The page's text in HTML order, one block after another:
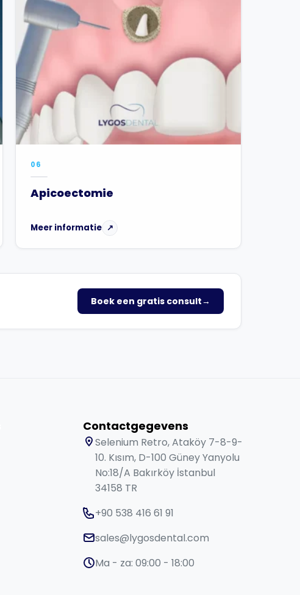
06
Apicoectomie
Meer informatie ↗
Boek een gratis consult→
Contactgegevens
Selenium Retro, Ataköy 7-8-9-
10. Kısım, D-100 Güney Yanyolu
No:18/A Bakırköy İstanbul
34158 TR
+90 538 416 61 91
sales@lygosdental.com
Ma - za: 09:00 - 18:00